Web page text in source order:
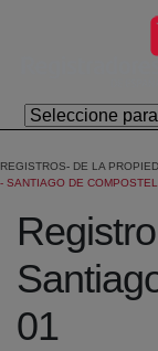
Salta al contingut
REGISTROS DE LA
SANTIAGO DE
01